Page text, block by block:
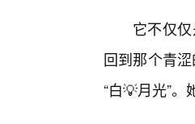
它不仅
回到那个青
“白💡月光”